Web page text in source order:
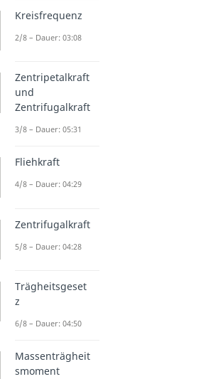
Kreisfrequenz
2/8 – Dauer: 03:08
Zentripetalkraft
und
Zentrifugalkraft
3/8 – Dauer: 05:31
Fliehkraft
4/8 – Dauer: 04:29
Zentrifugalkraft
5/8 – Dauer: 04:28
Trägheitsgeset
z
6/8 – Dauer: 04:50
Massenträgheit
smoment